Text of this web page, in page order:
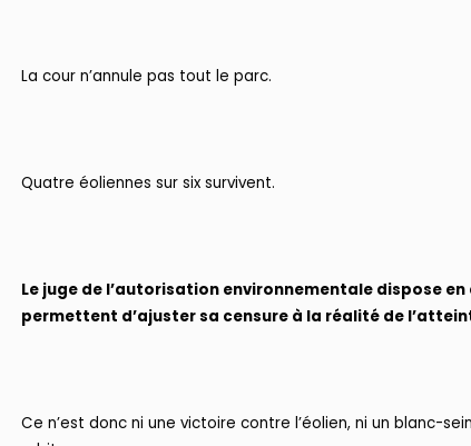
La cour n’annule pas tout le parc.
Quatre éoliennes sur six survivent.
Le juge de l’autorisation environnementale dispose
permettent d’ajuster sa censure à la réalité de
Ce n’est donc ni une victoire contre l’éolien, ni un blanc-